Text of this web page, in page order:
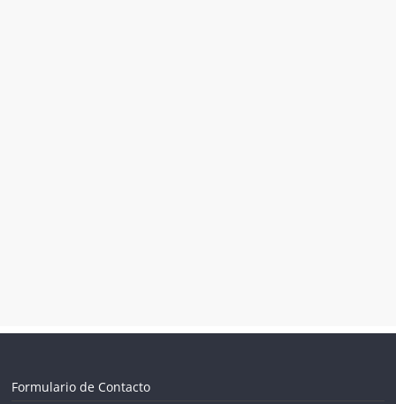
Formulario de Contacto